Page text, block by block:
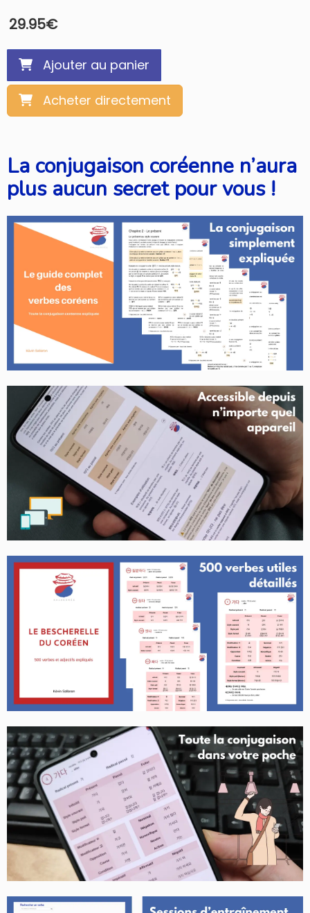
29.95€
Ajouter au panier
Acheter directement
La conjugaison coréenne n’aura
plus aucun secret pour vous !